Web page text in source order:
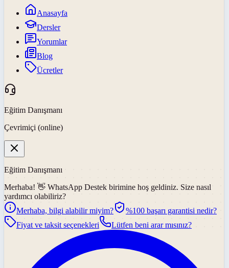
Anasayfa
Dersler
Yorumlar
Blog
Ücretler
Eğitim Danışmanı
Çevrimiçi (online)
Eğitim Danışmanı
Merhaba! 👋 WhatsApp Destek birimine hoş geldiniz. Size nasıl
yardımcı olabiliriz?
Merhaba, bilgi alabilir miyim?
%100 başarı garantisi nedir?
Fiyat ve taksit seçenekleri
Lütfen beni arar mısınız?